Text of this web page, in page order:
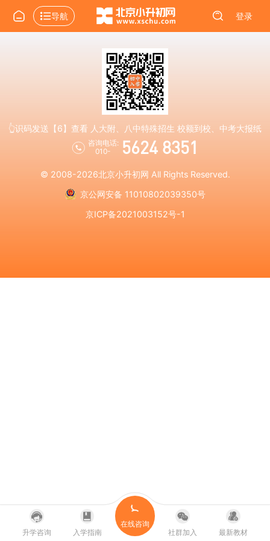
导航 登录
👆识码发送【6】查看 人大附、八中特殊招生 校额到校、中考大报纸
咨询电话:
010-
5624 8351
© 2008-2026北京小升初网 All Rights Reserved.
京公网安备 11010802039350号
京ICP备2021003152号-1
升学咨询 入学指南
在线咨询
社群加入
最新教材